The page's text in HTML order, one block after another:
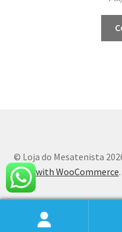
© Loja do Mesatenista
Built with WooCommerce.
Pesquisar
Pesquisar